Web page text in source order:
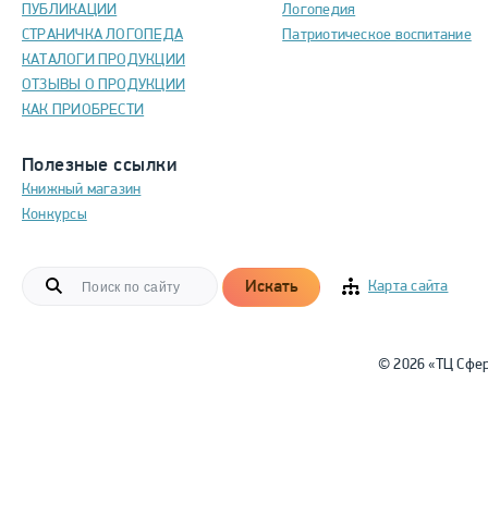
ПУБЛИКАЦИИ
СТРАНИЧКА ЛОГОПЕДА
КАТАЛОГИ ПРОДУКЦИИ
ОТЗЫВЫ О ПРОДУКЦИИ
КАК ПРИОБРЕСТИ
Полезные ссылки
Книжный магазин
Конкурсы
Логопедия
Патриотическое воспитание
Искать Карта сайта
© 2026 «ТЦ